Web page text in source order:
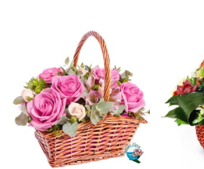
loro
capacità
assorbire